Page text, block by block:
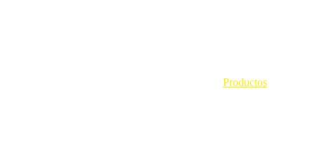
Productos